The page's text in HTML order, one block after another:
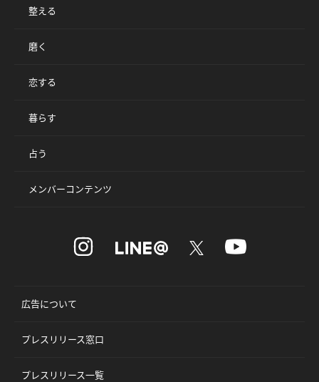
整える
磨く
恋する
暮らす
占う
メンバーコンテンツ
広告について
プレスリリース窓口
プレスリリース一覧